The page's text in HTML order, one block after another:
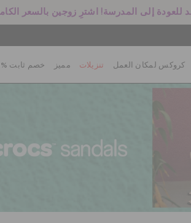
للعودة إلى المدرسة! اشترِ زوجين بالسعر
كروكس لمكان العمل تنزيلات مميز خصم ثابت %50